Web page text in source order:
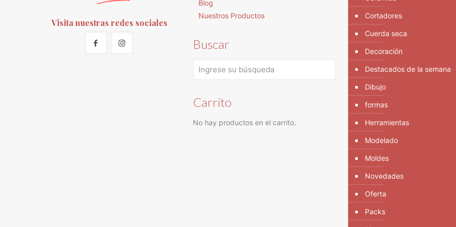
Visita nuestras redes sociales
Blog
Nuestros Productos
Buscar
Carrito
No hay productos en el carrito.
Cortadores
Cuerda seca
Decoración
Destacados de la semana
Dibujo
formas
Herramientas
Modelado
Moldes
Novedades
Oferta
Packs